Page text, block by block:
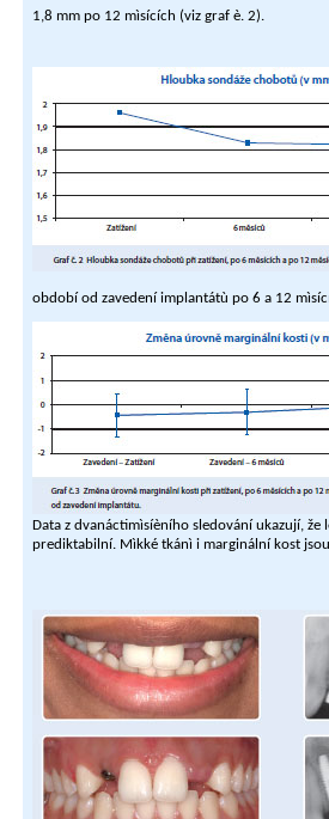
1,8 mm po 12 mìsících (viz graf è. 2).
období od zavedení implantátù po 6 a 12
Data z dvanáctimìsíèního sledování ukazují,
prediktabilní. Mìkké tkánì i marginální kost